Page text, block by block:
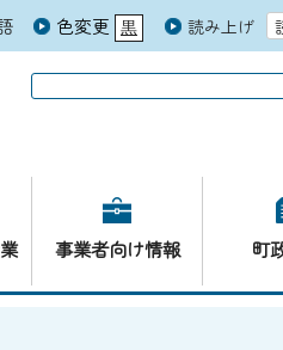
色変更 黒
青
白 読み上げ
事業者向け情報 町